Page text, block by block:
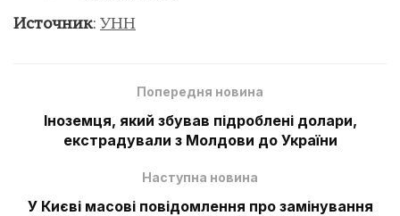
Источник: УНН
Попередня новина
Іноземця, який збував підроблені долари,
екстрадували з Молдови до України
Наступна новина
У Києві масові повідомлення про замінування